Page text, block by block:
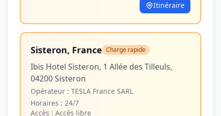
Itinéraire
Sisteron, France Charge rapide
Ibis Hotel Sisteron, 1 Allée des Tilleuls,
04200 Sisteron
Opérateur : TESLA France SARL
Horaires : 24/7
Accès : Accès libre